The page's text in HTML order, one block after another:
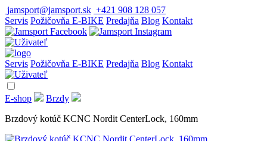
jamsport@jamsport.sk +421 908 128 057
Servis Požičovňa E-BIKE Predajňa Blog Kontakt
Servis Požičovňa E-BIKE Predajňa Blog Kontakt
E-shop
Brzdy
Brzdový kotúč KCNC Nordit CenterLock, 160mm